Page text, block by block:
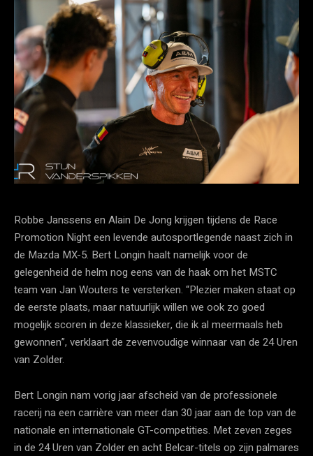
Robbe Janssens en Alain De Jong krijgen tijdens de Race
Promotion Night een levende autosportlegende naast zich in
de Mazda MX-5. Bert Longin haalt namelijk voor de
gelegenheid de helm nog eens van de haak om het MSTC
team van Jan Wouters te versterken. “Plezier maken staat op
de eerste plaats, maar natuurlijk willen we ook zo goed
mogelijk scoren in deze klassieker, die ik al meermaals heb
gewonnen”, verklaart de zevenvoudige winnaar van de 24 Uren
van Zolder.
Bert Longin nam vorig jaar afscheid van de professionele
racerij na een carrière van meer dan 30 jaar aan de top van de
nationale en internationale GT-competities. Met zeven zeges
in de 24 Uren van Zolder en acht Belcar-titels op zijn palmares